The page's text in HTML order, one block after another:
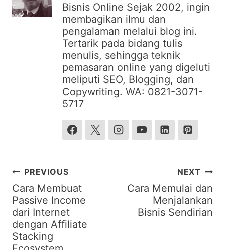
Bisnis Online Sejak 2002, ingin
membagikan ilmu dan
pengalaman melalui blog ini.
Tertarik pada bidang tulis
menulis, sehingga teknik
pemasaran online yang digeluti
meliputi SEO, Blogging, dan
Copywriting. WA: 0821-3071-
5717
Post
navigation
PREVIOUS
Cara Membuat
Passive Income
dari Internet
dengan Affiliate
Stacking
NEXT
Cara Memulai dan
Menjalankan
Bisnis Sendirian